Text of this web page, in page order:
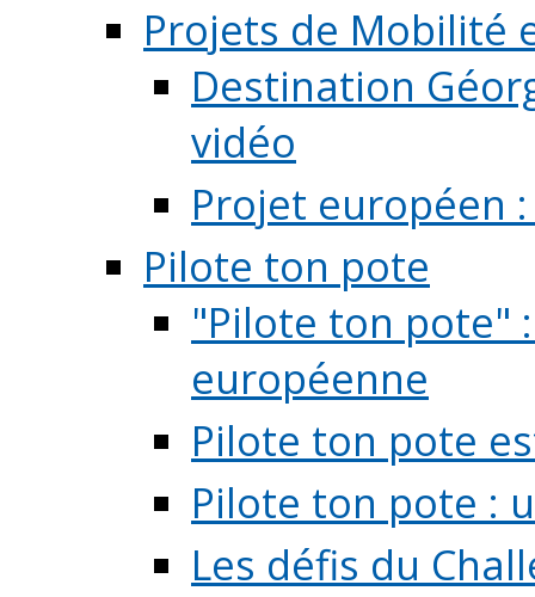
Projets de Mobilité
Destination
vidéo
Projet européen
Pilote ton pote
"Pilote ton pote"
européenne
Pilote ton pote
Pilote ton pote :
Les défis du